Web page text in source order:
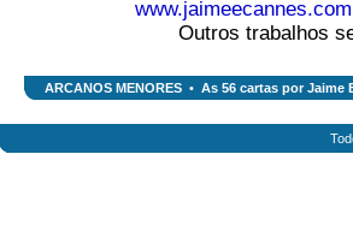
www.jaimeecannes.com
Outros trabalhos
ARCANOS MENORES • As 56 cartas por Jaime